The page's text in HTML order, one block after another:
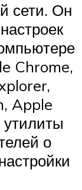
сети. Он
Chrome,
Apple
о